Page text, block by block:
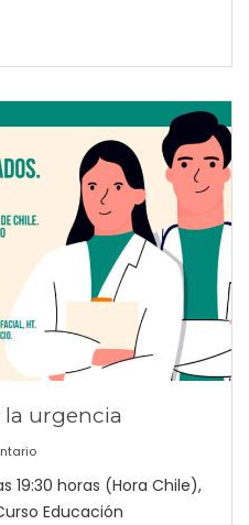
la urgencia
19:30 horas (Hora Chile),
Educación